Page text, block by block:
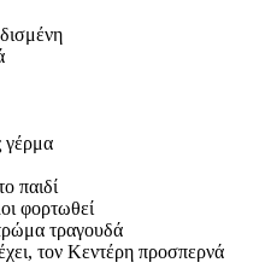
γέρμα
παιδί
φορτωθεί
τραγουδά
τον Κεντέρη προσπερνά